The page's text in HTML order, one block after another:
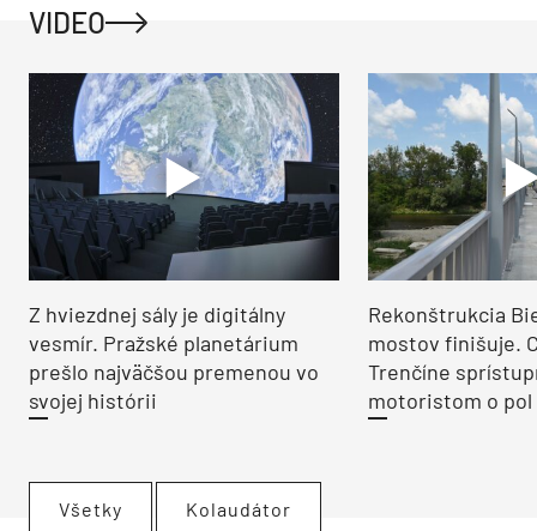
VIDEO
Z hviezdnej sály je digitálny
vesmír. Pražské planetárium
prešlo najväčšou premenou vo
svojej histórii
Rekonštrukcia
mostov finišuje.
Trenčíne
motoristom o pol
Všetky Kolaudátor